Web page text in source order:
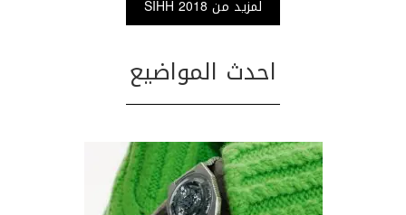
لمزيد من SIHH 2018
احدث المواضيع